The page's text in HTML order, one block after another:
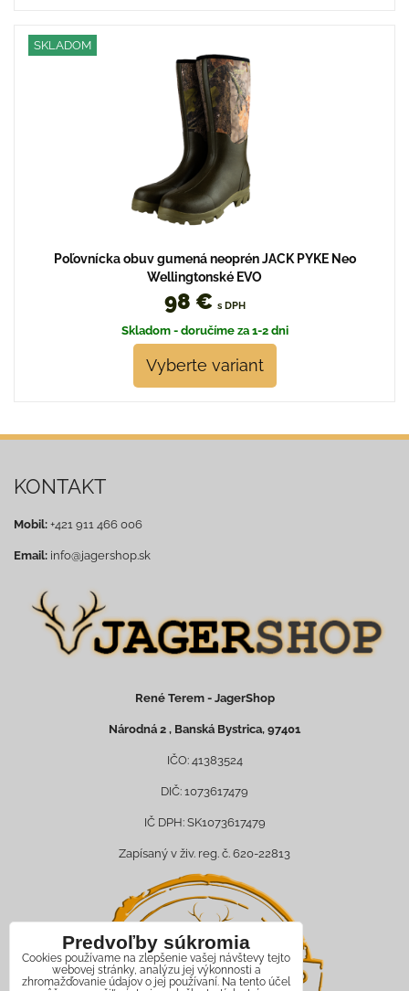
SKLADOM
Poľovnícka obuv gumená neoprén JACK PYKE Neo
Wellingtonské EVO
98 € s DPH
Skladom - doručíme za 1-2 dni
Vyberte variant
KONTAKT
Mobil: +421 911 466 006
Email: info@jagershop.sk
René Terem - JagerShop
Národná 2 , Banská Bystrica, 97401
IČO: 41383524
DIČ: 1073617479
IČ DPH: SK1073617479
Zapísaný v živ. reg. č. 620-22813
Predvoľby súkromia
Cookies používame na zlepšenie vašej návštevy tejto
webovej stránky, analýzu jej výkonnosti a
zhromažďovanie údajov o jej používaní. Na tento účel